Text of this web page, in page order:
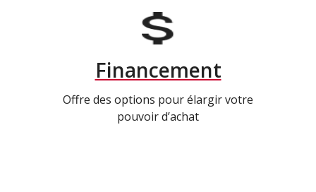
Financement
Offre des options pour élargir votre
pouvoir d’achat